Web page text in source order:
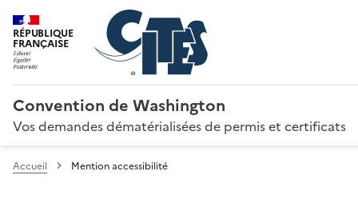
RÉPUBLIQUE
FRANÇAISE
Convention de Washington
Vos demandes dématérialisées de permis et certificats
Accueil Mention accessibilité